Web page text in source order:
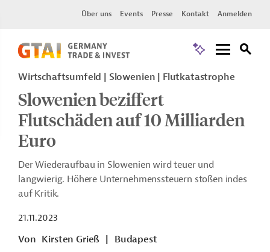
Über uns Events Presse Kontakt Anmelden
Wirtschaftsumfeld | Slowenien | Flutkatastrophe
Slowenien beziffert
Flutschäden auf 10 Milliarden
Euro
Der Wiederaufbau in Slowenien wird teuer und
langwierig. Höhere Unternehmenssteuern stoßen indes
auf Kritik.
21.11.2023
Von Kirsten Grieß Budapest